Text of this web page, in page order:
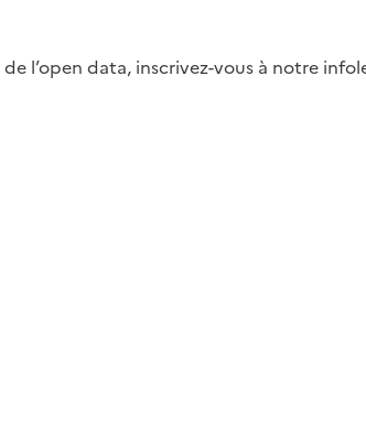
l’open data, inscrivez-vous à notre